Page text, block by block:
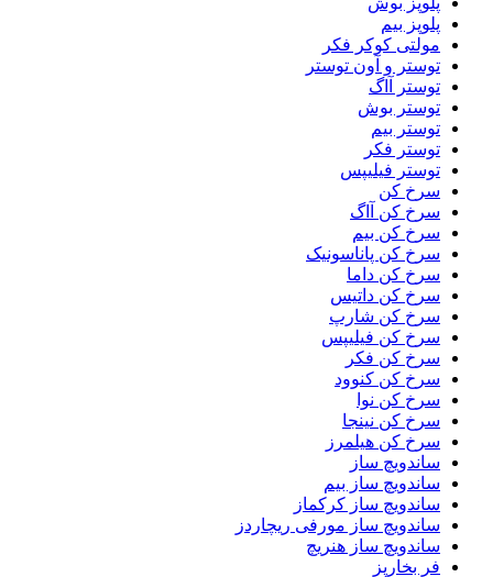
پلوپز بیم
مولتی کوکر فکر
توستر و آون توستر
توستر آاگ
توستر بوش
توستر بیم
توستر فکر
توستر فیلیپس
سرخ کن
سرخ کن آاگ
سرخ کن بیم
سرخ کن پاناسونیک
سرخ کن داما
سرخ کن داتیس
سرخ کن شارپ
سرخ کن فیلیپس
سرخ کن فکر
سرخ کن کنوود
سرخ کن نوا
سرخ کن نینجا
سرخ کن هیلمرز
ساندویچ ساز
ساندویچ ساز بیم
ساندویچ ساز کرکماز
ساندویچ ساز مورفی ریچاردز
ساندویچ ساز هنریچ
فر بخارپز